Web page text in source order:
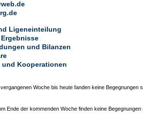
Ligeneinteilung
und Bilanzen
und Kooperationen
Woche bis heute fanden keine Begegnungen
Ende der kommenden Woche finden keine Begegnungen